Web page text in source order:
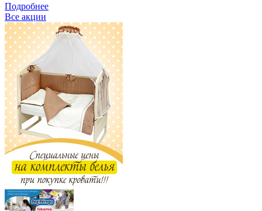
Подробнее
Все акции